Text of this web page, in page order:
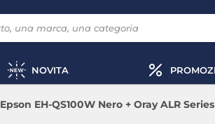
NOVITA
Epson EH-QS100W Nero + Oray ALR